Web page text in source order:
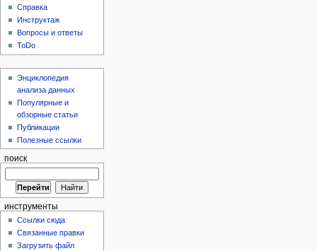
Справка
Инструктаж
Вопросы и ответы
ToDo
Энциклопедия
анализа данных
Популярные и
обзорные статьи
Публикации
Полезные ссылки
поиск
инструменты
Ссылки сюда
Связанные правки
Загрузить файл